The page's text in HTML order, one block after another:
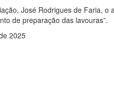
José Rodrigues de Faria,
de preparação das lavouras”.
2025